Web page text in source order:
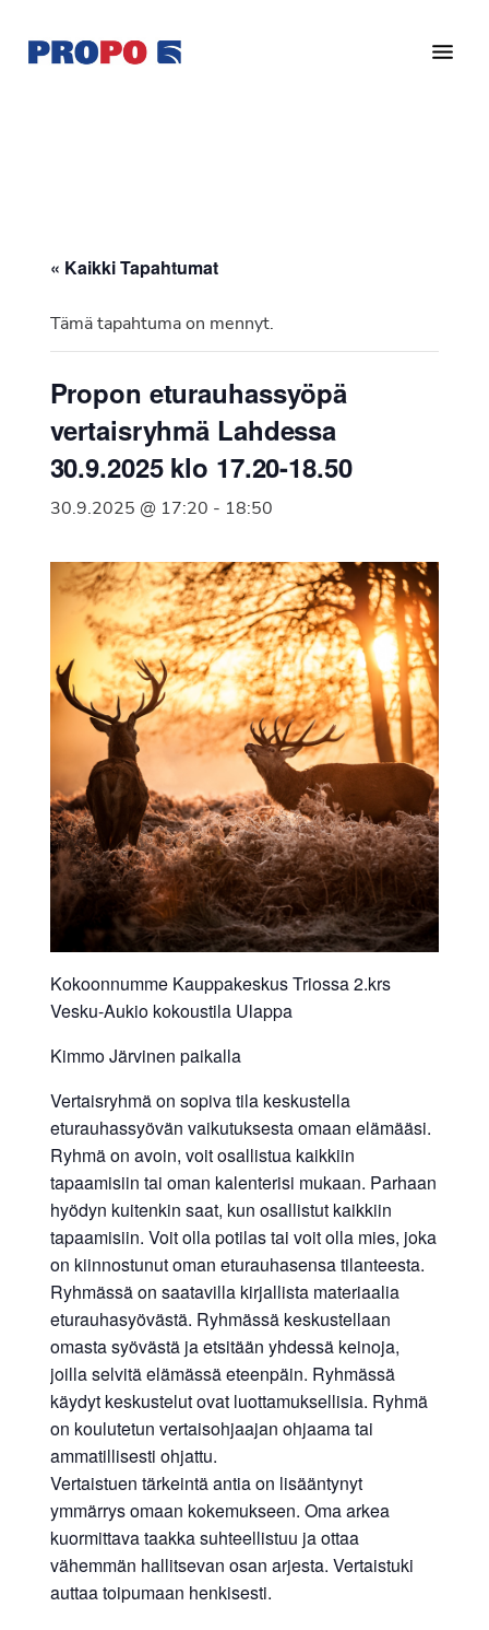
pääsisältöön
alatunnisteeseen
Ry
vuonna
Suomen
Syöpäyhdistyksen
jäsenjärjestö.
« Kaikki Tapahtumat
Tämä tapahtuma on mennyt.
Propon eturauhassyöpä
vertaisryhmä Lahdessa
30.9.2025 klo 17.20-18.50
30.9.2025 @ 17:20 - 18:50
Kokoonnumme Kauppakeskus Triossa 2.krs
Vesku-Aukio kokoustila Ulappa
Kimmo Järvinen paikalla
Vertaisryhmä on sopiva tila keskustella
eturauhassyövän vaikutuksesta omaan elämääsi.
Ryhmä on avoin, voit osallistua kaikkiin
tapaamisiin tai oman kalenterisi mukaan. Parhaan
hyödyn kuitenkin saat, kun osallistut kaikkiin
tapaamisiin. Voit olla potilas tai voit olla mies, joka
on kiinnostunut oman eturauhasensa tilanteesta.
Ryhmässä on saatavilla kirjallista materiaalia
eturauhasyövästä. Ryhmässä keskustellaan
omasta syövästä ja etsitään yhdessä keinoja,
joilla selvitä elämässä eteenpäin. Ryhmässä
käydyt keskustelut ovat luottamuksellisia. Ryhmä
on koulutetun vertaisohjaajan ohjaama tai
ammatillisesti ohjattu.
Vertaistuen tärkeintä antia on lisääntynyt
ymmärrys omaan kokemukseen. Oma arkea
kuormittava taakka suhteellistuu ja ottaa
vähemmän hallitsevan osan arjesta. Vertaistuki
auttaa toipumaan henkisesti.